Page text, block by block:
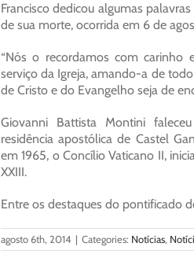
Francisco dedicou algumas
de sua morte, ocorrida em 6 de
“Nós o recordamos com carinho
serviço da Igreja, amando-a de
de Cristo e do Evangelho seja de
Giovanni Battista Montini
residência apostólica de Castel
em 1965, o Concílio Vaticano II,
XXIII.
Entre os destaques do pontificado
agosto 6th, 2014 | Categories: Notícias,